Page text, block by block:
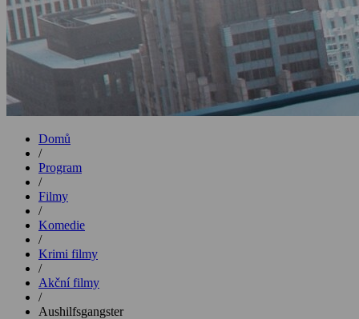
Domů
/
Program
/
Filmy
/
Komedie
/
Krimi filmy
/
Akční filmy
/
Aushilfsgangster